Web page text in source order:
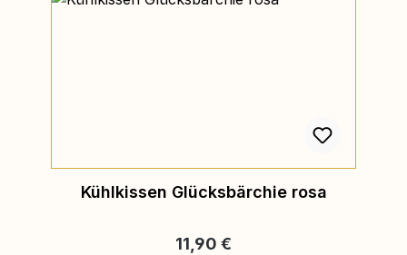
Kühlkissen Glücksbärchie rosa
Regulärer Preis:
11,90 €